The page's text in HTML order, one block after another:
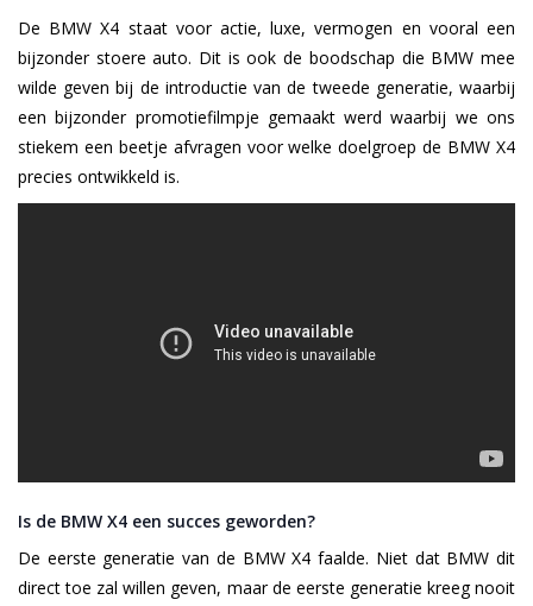
De BMW X4 staat voor actie, luxe, vermogen en vooral een
bijzonder stoere auto. Dit is ook de boodschap die BMW mee
wilde geven bij de introductie van de tweede generatie, waarbij
een bijzonder promotiefilmpje gemaakt werd waarbij we ons
stiekem een beetje afvragen voor welke doelgroep de BMW X4
precies ontwikkeld is.
Is de BMW X4 een succes geworden?
De eerste generatie van de BMW X4 faalde. Niet dat BMW dit
direct toe zal willen geven, maar de eerste generatie kreeg nooit